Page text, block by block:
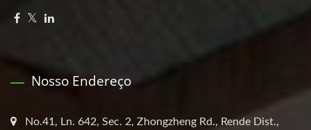
Nosso Endereço
No.41, Ln. 642, Sec. 2, Zhongzheng Rd., Rende Dist.,